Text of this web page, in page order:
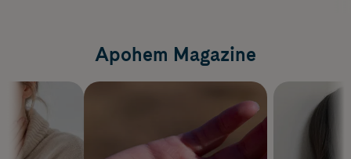
Apohem Magazine